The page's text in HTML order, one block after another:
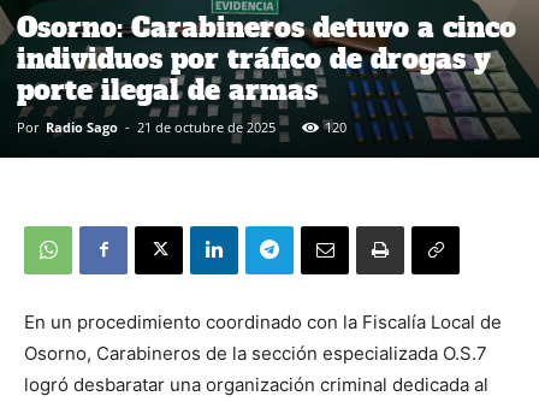
Osorno: Carabineros detuvo a cinco
individuos por tráfico de drogas y
porte ilegal de armas
Por Radio Sago - 21 de octubre de 2025 120
En un procedimiento coordinado con la Fiscalía Local de
Osorno, Carabineros de la sección especializada O.S.7
logró desbaratar una organización criminal dedicada al